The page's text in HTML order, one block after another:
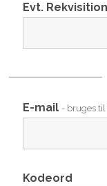
Evt.
E-mail - bruges
Kodeord